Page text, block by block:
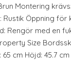
Montering
Rustik Öppning för
Rengör med en
Size
65 cm Höjd: 45.7